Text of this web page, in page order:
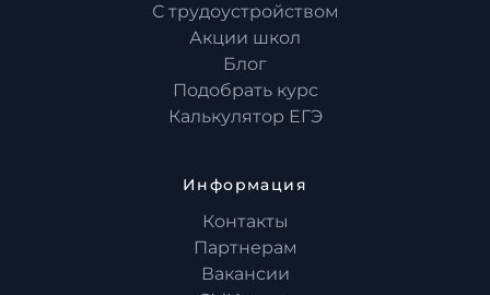
С трудоустройством
Акции школ
Блог
Подобрать курс
Калькулятор ЕГЭ
Информация
Контакты
Партнерам
Вакансии